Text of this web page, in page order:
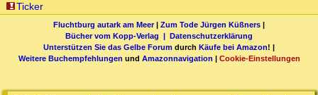
Ticker
Fluchtburg autark am Meer| Zum Tode Jürgen Küßners |
Bücher vom Kopp-Verlag | Datenschutzerklärung
Unterstützen Sie das Gelbe Forum durch Käufe bei Amazon! |
Weitere Buchempfehlungen und Amazonnavigation | Cookie-Einstellungen